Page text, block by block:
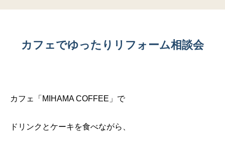
カフェでゆったりリフォーム相談会
カフェ「MIHAMA COFFEE」で
ドリンクとケーキを食べながら、